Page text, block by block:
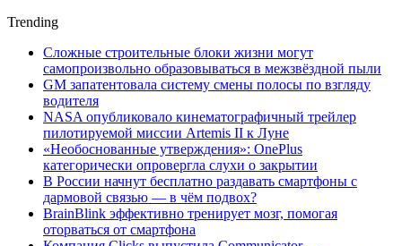
Trending
Сложные строительные блоки жизни могут
самопроизвольно образовываться в межзвёздной пыли
GM запатентовала систему смены полосы по взгляду
водителя
NASA опубликовало кинематографичный трейлер
пилотируемой миссии Artemis II к Луне
«Необоснованные утверждения»: OnePlus
категорически опровергла слухи о закрытии
В России начнут бесплатно раздавать смартфоны с
дармовой связью — в чём подвох?
BrainBlink эффективно тренирует мозг, помогая
оторваться от смартфона